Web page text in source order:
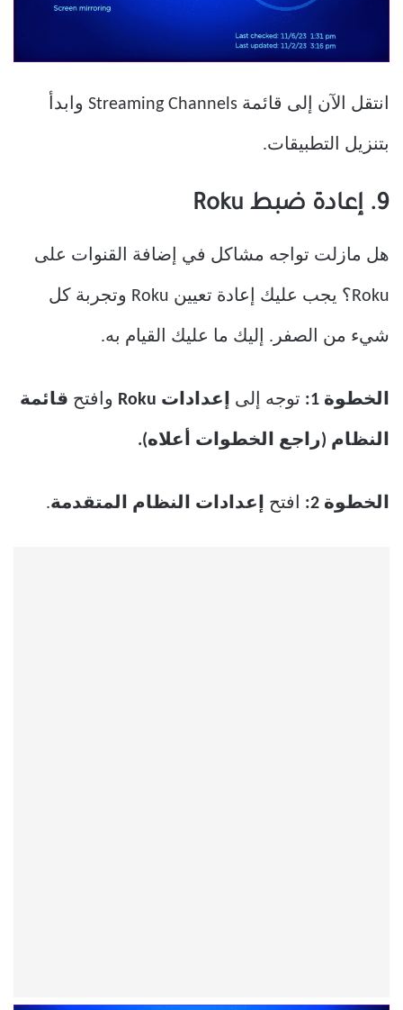
انتقل الآن إلى قائمة Streaming Channels وابدأ
بتنزيل التطبيقات.
9. إعادة ضبط Roku
هل مازلت تواجه مشاكل في إضافة القنوات على
Roku؟ يجب عليك إعادة تعيين Roku وتجربة كل
شيء من الصفر. إليك ما عليك القيام به.
الخطوة 1: توجه إلى إعدادات Roku وافتح قائمة
النظام (راجع الخطوات أعلاه).
الخطوة 2: افتح إعدادات النظام المتقدمة.